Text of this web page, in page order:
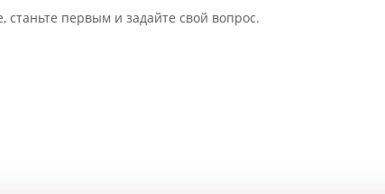
станьте первым и задайте свой вопрос.